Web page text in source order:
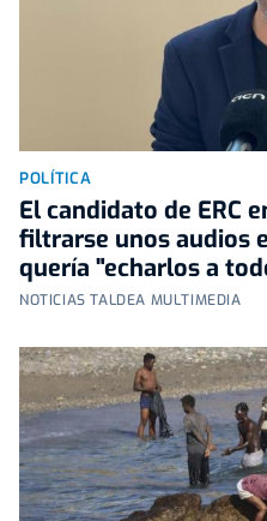
POLÍTICA
El candidato de ERC
filtrarse unos audios
quería "echarlos a
NOTICIAS TALDEA MULTIMEDIA